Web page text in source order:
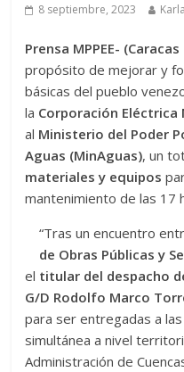
8 septiembre, 2023
Prensa MPPEE-
propósito de mejorar y
básicas del pueblo
la Corporación Eléctrica
al Ministerio del Poder
Aguas (MinAguas), un
materiales y equipos
mantenimiento de las 17
“Tras un encuentro
de Obras Públicas y
el titular del despacho
G/D Rodolfo Marco
para ser entregadas a las
simultánea a nivel
Administración de